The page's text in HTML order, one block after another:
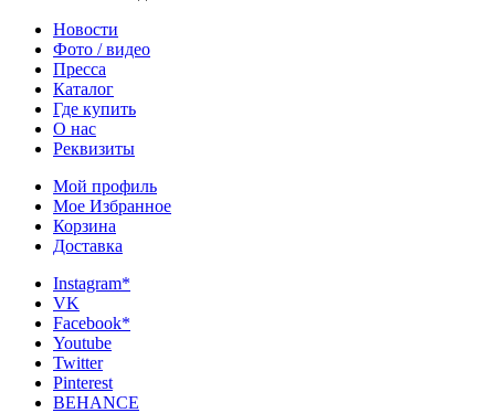
Новости
Фото / видео
Пресса
Каталог
Где купить
О нас
Реквизиты
Мой профиль
Мое Избранное
Корзина
Доставка
Instagram*
VK
Facebook*
Youtube
Twitter
Pinterest
BEHANCE